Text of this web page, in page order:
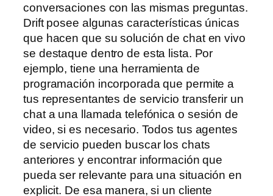
conversaciones con las mismas preguntas.
Drift posee algunas características únicas
que hacen que su solución de chat en vivo
se destaque dentro de esta lista. Por
ejemplo, tiene una herramienta de
programación incorporada que permite a
tus representantes de servicio transferir un
chat a una llamada telefónica o sesión de
video, si es necesario. Todos tus agentes
de servicio pueden buscar los chats
anteriores y encontrar información que
pueda ser relevante para una situación en
explicit. De esa manera, si un cliente